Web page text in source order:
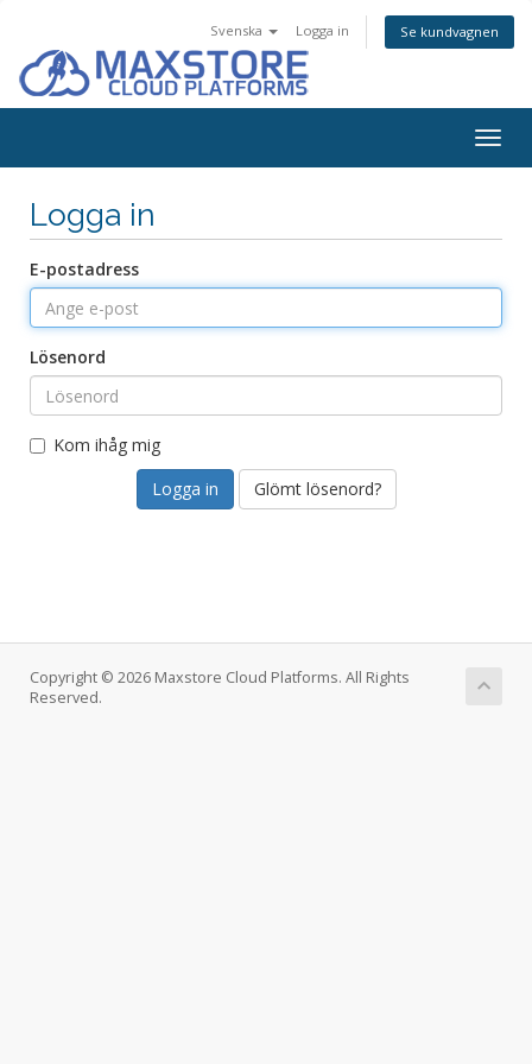
Svenska Logga in Se kundvagnen
Logga in
E-postadress
Lösenord
Kom ihåg mig
Glömt lösenord?
Copyright © 2026 Maxstore Cloud Platforms. All Rights
Reserved.